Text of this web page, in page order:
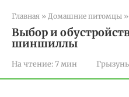
Главная » Домашние питомцы »
Выбор и
шиншиллы
На чтение:7 мин